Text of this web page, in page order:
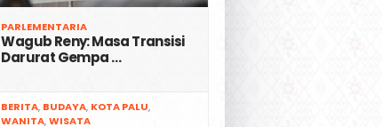
PARLEMENTARIA
Wagub Reny: Masa Transisi
Darurat Gempa …
BERITA, BUDAYA, KOTA PALU,
WANITA,WISATA